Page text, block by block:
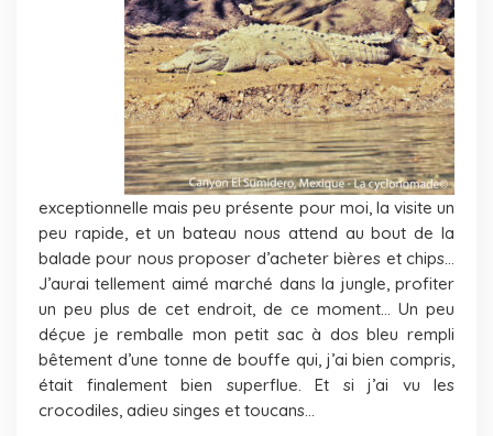
exceptionnelle mais peu présente pour moi, la visite un
peu rapide, et un bateau nous attend au bout de la
balade pour nous proposer d’acheter bières et chips…
J’aurai tellement aimé marché dans la jungle, profiter
un peu plus de cet endroit, de ce moment… Un peu
déçue je remballe mon petit sac à dos bleu rempli
bêtement d’une tonne de bouffe qui, j’ai bien compris,
était finalement bien superflue. Et si j’ai vu les
crocodiles, adieu singes et toucans…